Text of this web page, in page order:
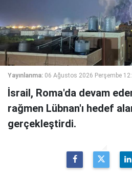
Yayınlanma: 06 Ağustos 2026 Perşembe
İsrail, Roma'da devam
rağmen Lübnan'ı hedef
gerçekleştirdi.